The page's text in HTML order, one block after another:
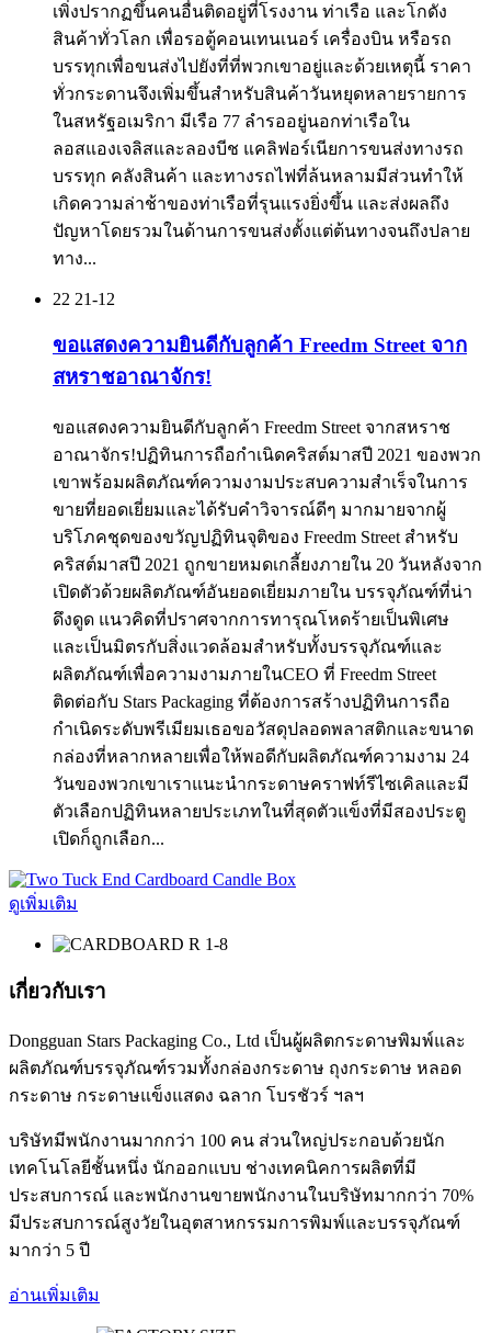
เพิ่งปรากฏขึ้นคนอื่นติดอยู่ที่โรงงาน ท่าเรือ และโกดัง
สินค้าทั่วโลก เพื่อรอตู้คอนเทนเนอร์ เครื่องบิน หรือรถ
บรรทุกเพื่อขนส่งไปยังที่ที่พวกเขาอยู่และด้วยเหตุนี้ ราคา
ทั่วกระดานจึงเพิ่มขึ้นสำหรับสินค้าวันหยุดหลายรายการ
ในสหรัฐอเมริกา มีเรือ 77 ลำรออยู่นอกท่าเรือใน
ลอสแองเจลิสและลองบีช แคลิฟอร์เนียการขนส่งทางรถ
บรรทุก คลังสินค้า และทางรถไฟที่ล้นหลามมีส่วนทำให้
เกิดความล่าช้าของท่าเรือที่รุนแรงยิ่งขึ้น และส่งผลถึง
ปัญหาโดยรวมในด้านการขนส่งตั้งแต่ต้นทางจนถึงปลาย
ทาง...
22 21-12
ขอแสดงความยินดีกับลูกค้า Freedm Street จาก
สหราชอาณาจักร!
ขอแสดงความยินดีกับลูกค้า Freedm Street จากสหราช
อาณาจักร!ปฏิทินการถือกำเนิดคริสต์มาสปี 2021 ของพวก
เขาพร้อมผลิตภัณฑ์ความงามประสบความสำเร็จในการ
ขายที่ยอดเยี่ยมและได้รับคำวิจารณ์ดีๆ มากมายจากผู้
บริโภคชุดของขวัญปฏิทินจุติของ Freedm Street สำหรับ
คริสต์มาสปี 2021 ถูกขายหมดเกลี้ยงภายใน 20 วันหลังจาก
เปิดตัวด้วยผลิตภัณฑ์อันยอดเยี่ยมภายใน บรรจุภัณฑ์ที่น่า
ดึงดูด แนวคิดที่ปราศจากการทารุณโหดร้ายเป็นพิเศษ
และเป็นมิตรกับสิ่งแวดล้อมสำหรับทั้งบรรจุภัณฑ์และ
ผลิตภัณฑ์เพื่อความงามภายในCEO ที่ Freedm Street
ติดต่อกับ Stars Packaging ที่ต้องการสร้างปฏิทินการถือ
กำเนิดระดับพรีเมียมเธอขอวัสดุปลอดพลาสติกและขนาด
กล่องที่หลากหลายเพื่อให้พอดีกับผลิตภัณฑ์ความงาม 24
วันของพวกเขาเราแนะนำกระดาษคราฟท์รีไซเคิลและมี
ตัวเลือกปฏิทินหลายประเภทในที่สุดตัวแข็งที่มีสองประตู
เปิดก็ถูกเลือก...
ดูเพิ่มเติม
เกี่ยวกับเรา
Dongguan Stars Packaging Co., Ltd เป็นผู้ผลิตกระดาษพิมพ์และ
ผลิตภัณฑ์บรรจุภัณฑ์รวมทั้งกล่องกระดาษ ถุงกระดาษ หลอด
กระดาษ กระดาษแข็งแสดง ฉลาก โบรชัวร์ ฯลฯ
บริษัทมีพนักงานมากกว่า 100 คน ส่วนใหญ่ประกอบด้วยนัก
เทคโนโลยีชั้นหนึ่ง นักออกแบบ ช่างเทคนิคการผลิตที่มี
ประสบการณ์ และพนักงานขายพนักงานในบริษัทมากกว่า 70%
มีประสบการณ์สูงวัยในอุตสาหกรรมการพิมพ์และบรรจุภัณฑ์
มากว่า 5 ปี
อ่านเพิ่มเติม